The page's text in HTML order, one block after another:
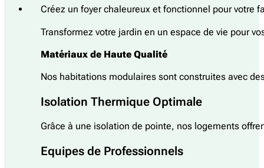
Créez un foyer chaleureux et fonctionnel pour votre
Transformez votre jardin en un espace de vie pour
Matériaux de Haute Qualité
Nos habitations modulaires sont construites avec
Isolation Thermique Optimale
Grâce à une isolation de pointe, nos logements
Equipes de Professionnels